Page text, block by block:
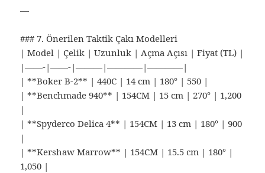
—
### 7. Önerilen Taktik Çakı Modelleri
| Model | Çelik | Uzunluk | Açma Açısı | Fiyat (TL) |
|——-|——-|———|————|————|
| **Boker B-2** | 440C | 14 cm | 180° | 550 |
| **Benchmade 940** | 154CM | 15 cm | 270° | 1,200
|
| **Spyderco Delica 4** | 154CM | 13 cm | 180° | 900
|
| **Kershaw Marrow** | 154CM | 15.5 cm | 180° |
1,050 |